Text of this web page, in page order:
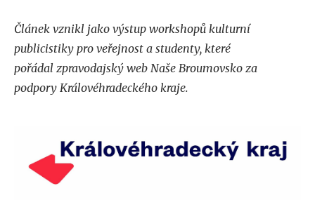
Článek vznikl jako výstup workshopů kulturní
publicistiky pro veřejnost a studenty, které
pořádal zpravodajský web Naše Broumovsko za
podpory Královéhradeckého kraje.